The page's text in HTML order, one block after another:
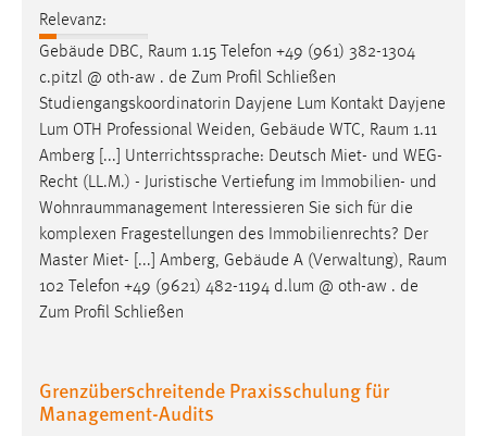
Relevanz:
Gebäude DBC, Raum 1.15 Telefon +49 (961) 382-1304
c.pitzl @ oth-aw . de Zum Profil Schließen
Studiengangskoordinatorin Dayjene Lum Kontakt Dayjene
Lum OTH Professional Weiden, Gebäude WTC, Raum 1.11
Amberg [...] Unterrichtssprache: Deutsch Miet- und WEG-
Recht (LL.M.) - Juristische Vertiefung im Immobilien- und
Wohnraummanagement Interessieren Sie sich für die
komplexen Fragestellungen des Immobilienrechts? Der
Master Miet- [...] Amberg, Gebäude A (Verwaltung), Raum
102 Telefon +49 (9621) 482-1194 d.lum @ oth-aw . de
Zum Profil Schließen
Grenzüberschreitende Praxisschulung für
Management-Audits